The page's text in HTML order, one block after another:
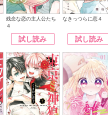
残念な恋の主人公たち
４
試し読み
なきっつらに恋４
試し読み